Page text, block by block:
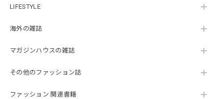
LIFESTYLE
海外の雑誌
マガジンハウスの雑誌
その他のファッション誌
ファッション 関連書籍